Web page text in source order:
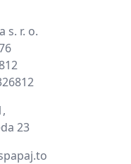
s. r. o.
23